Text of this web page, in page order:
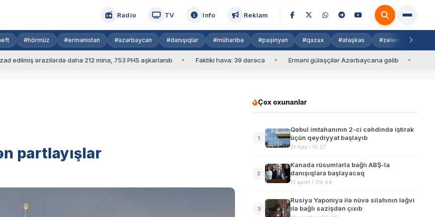
Radio TV Info Reklam
#hörmüz #ermənistan #azərbaycan #danışıqlar #müharibə #paşinyan #qazax #atəşkəs #zelenski
ərazilərdə daha 212 mina, 753 PHS aşkarlanıb Faktiki hava: 39 dərəcə Erməni güləşçilər Azərbaycana gəlib İlham
partlayışlar
Çox oxunanlar
1
Qəbul imtahanının 2-ci cəhdində iştirak
üçün qeydiyyat başlayıb
31 may / 10:27
2
Kanada rüsumlarla bağlı ABŞ-la
danışıqlara başlayacaq
12 aprel / 09:44
3
Rusiya Yaponiya ilə nüvə silahının ləğvi
ilə bağlı sazişdən çıxıb